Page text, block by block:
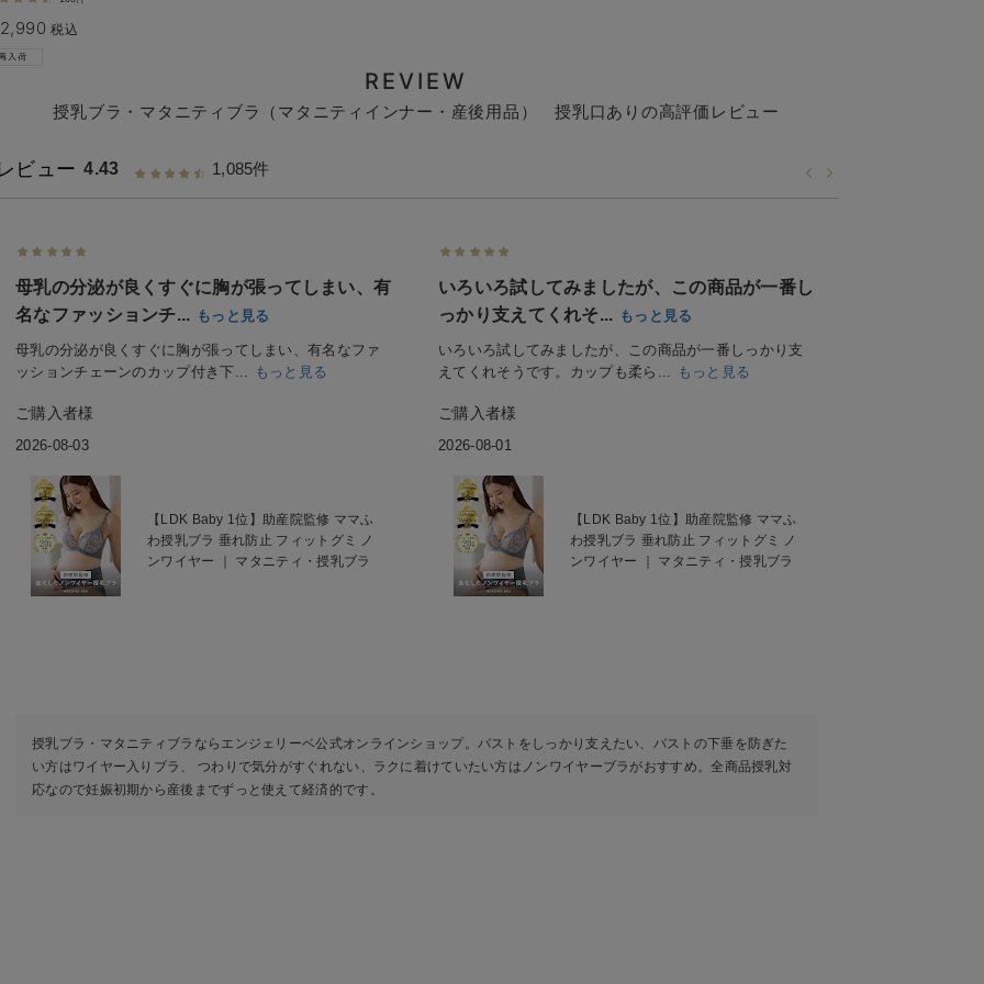
税込
REVIEW
授乳ブラ・マタニティブラ（マタニティインナー・産後用品） 授乳口あり の高評価レビュー
ビュー 4.43 1,085件
母乳の分泌が良くすぐに胸が張ってしまい、有
名なファッションチ... もっと見る
母乳の分泌が良くすぐに胸が張ってしまい、有名なファ
ッションチェーンのカップ付き下...
もっと見る
ご購入者様
2026-08-03
【LDK Baby 1位】助産院監修 ママふ
わ授乳ブラ 垂れ防止 フィットグミ ノ
ンワイヤー ｜ マタニティ・授乳ブラ
いろいろ試してみましたが、この商品が一番し
っかり支えてくれそ... もっと見る
いろいろ試してみましたが、この商品が一番しっかり支
えてくれそうです。カップも柔ら...
もっと見る
ご購入者様
2026-08-01
【LDK Baby 1位】助産院監修 ママふ
わ授乳ブラ 垂れ防止 フィットグミ ノ
ンワイヤー ｜ マタニティ・授乳ブラ
授乳ブラ・マタニティブラならエンジェリーベ公式オンラインショップ。バストをしっかり支えたい、バストの下垂を防ぎた
い方はワイヤー入りブラ、 つわりで気分がすぐれない、ラクに着けていたい方はノンワイヤーブラがおすすめ。全商品授乳対
応なので妊娠初期から産後までずっと使えて経済的です。